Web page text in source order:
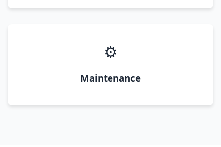
⚙️
Maintenance